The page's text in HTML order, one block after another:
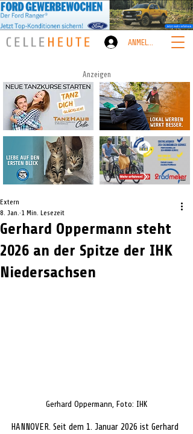
ANMELDEN
Anzeigen
Gerhard Oppermann steht
2026 an der Spitze der IHK
Niedersachsen
Extern
8. Jan. 1 Min. Lesezeit
Gerhard Oppermann, Foto: IHK
HANNOVER. Seit dem 1. Januar 2026 ist Gerhard